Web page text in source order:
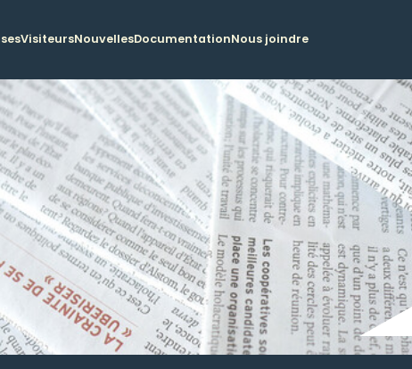
VisiteursNouvellesDocumentationNous joindre